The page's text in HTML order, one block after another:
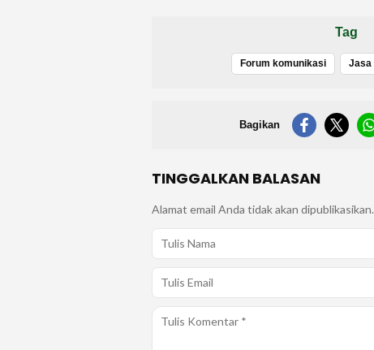
Tag
Forum komunikasi
Bagikan
TINGGALKAN BALASAN
Alamat email Anda tidak akan dipublikasikan.